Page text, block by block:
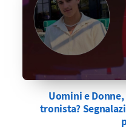
Uomini e
tronista?